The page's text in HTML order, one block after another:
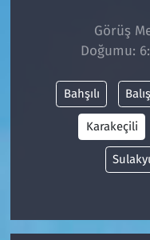
Görüş
Doğumu:
Bahşılı
Karakeçili
Spor
Süleymanpaşa